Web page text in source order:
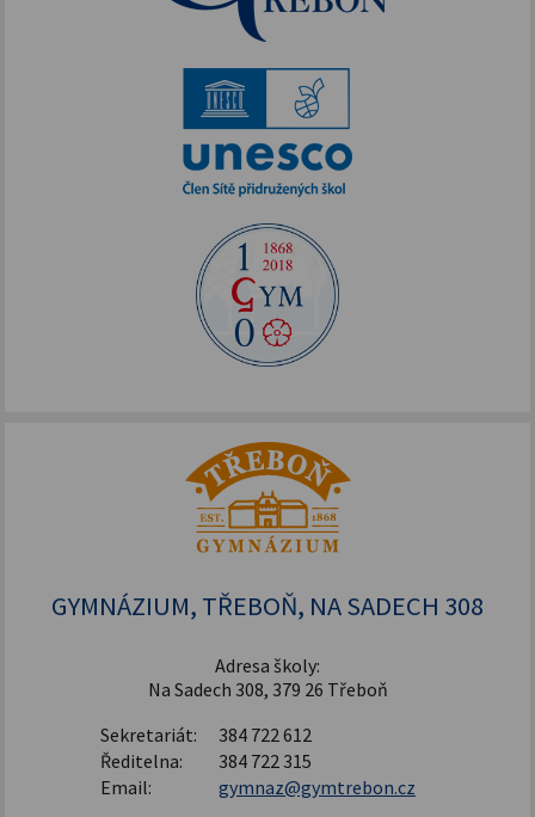
Podpora vzdělávání
Škola bez hranic
Půdní vestavba
Přírodovědné pobytové kurzy
Jazykové kompetence
Archív projektů
Zdravý životní styl
Akce podpořené FOTOS
Alej Toma Schreckera
FOTOSKOP
GYMNÁZIUM, TŘEBOŇ, NA SADECH 308
Adresa školy:
Na Sadech 308, 379 26 Třeboň
Sekretariát:
384 722 612
Ředitelna:
384 722 315
Email:
gymnaz@gymtrebon.cz